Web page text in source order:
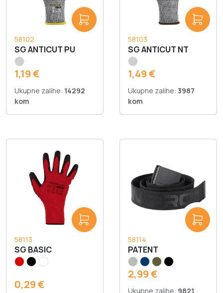
58102
SG ANTICUT PU
1,19 €
Ukupne zalihe: 14292
kom
58103
SG ANTICUT NT
1,49 €
Ukupne zalihe: 3987
kom
58113
SG BASIC
0,29 €
58114
PATENT
2,99 €
Ukupne zalihe: 9821